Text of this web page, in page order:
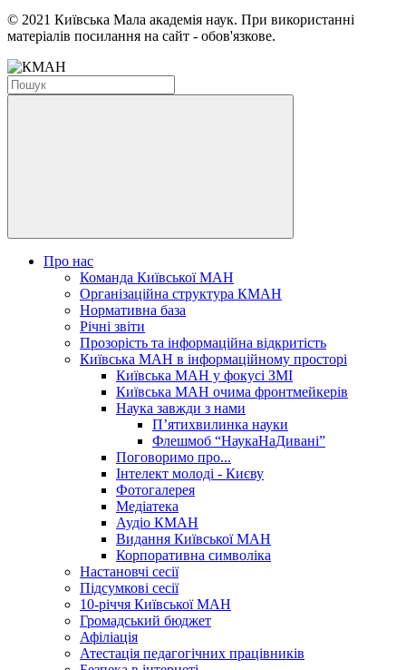
© 2021 Київська Мала академія наук. При використанні
матеріалів посилання на сайт - обов'язкове.
Про нас
Команда Київської МАН
Організаційна структура КМАН
Нормативна база
Річні звіти
Прозорість та інформаційна відкритість
Київська МАН в інформаційному просторі
Київська МАН у фокусі ЗМІ
Київська МАН очима фронтмейкерів
Наука завжди з нами
П’ятихвилинка науки
Флешмоб “НаукаНаДивані”
Поговоримо про...
Інтелект молоді - Києву
Фотогалерея
Медіатека
Аудіо КМАН
Видання Київської МАН
Корпоративна символіка
Настановчі сесії
Підсумкові сесії
10-річчя Київської МАН
Громадський бюджет
Афіліація
Атестація педагогічних працівників